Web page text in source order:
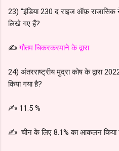
23) "इंडिया 230 द राइज ऑफ़
लिखे गए हैं?
✍️गौतम चिकरकरमाने के द्वारा
24) अंतरराष्ट्रीय मुद्रा कोष के द्वारा
किया गया है?
✍️ 11.5 %
✍️ चीन के लिए 8.1% का आकलन किया